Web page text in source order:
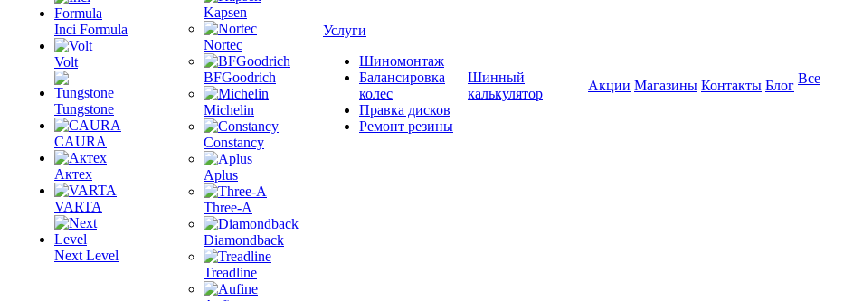
Inci Formula
Volt
Tungstone
CAURA
Актех
VARTA
Next Level
Kapsen
Nortec
BFGoodrich
Michelin
Constancy
Aplus
Three-A
Diamondback
Treadline
Услуги
Шиномонтаж
Балансировка
колес
Правка дисков
Ремонт резины
Шинный
калькулятор
Акции Магазины Контакты Блог Все